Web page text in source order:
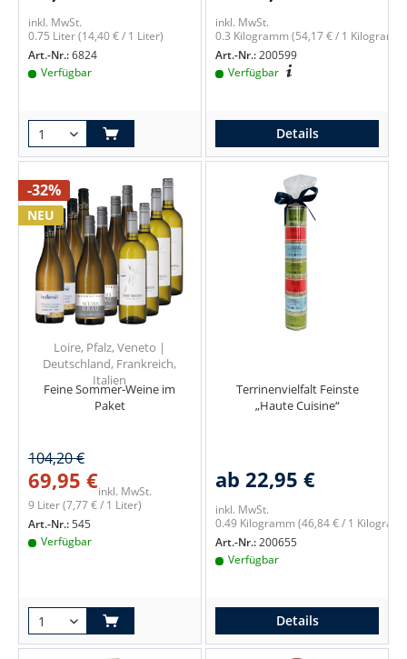
inkl. MwSt.
0.75 Liter(14,40 € / 1 Liter)
Art.-Nr.:6824
Verfügbar
inkl. MwSt.
0.3 Kilogramm(54,17 € / 1
Art.-Nr.:200599
Verfügbar
Details
-32%
NEU
Loire, Pfalz, Veneto |
Deutschland, Frankreich,
Italien
Feine Sommer-Weine im
Paket
104,20 €
69,95 €inkl. MwSt.
9 Liter(7,77 € / 1 Liter)
Art.-Nr.:545
Verfügbar
Terrinenvielfalt Feinste
„Haute Cuisine“
ab 22,95 €
inkl. MwSt.
0.49 Kilogramm(46,84 € / 1
Art.-Nr.:200655
Verfügbar
Details